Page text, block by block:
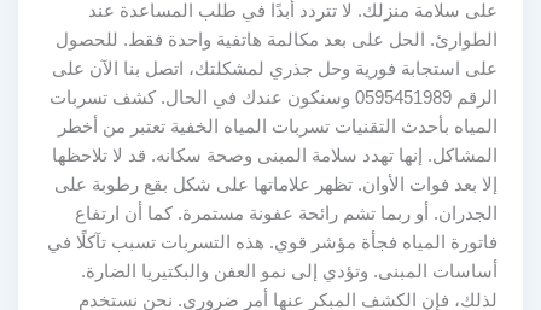
على سلامة منزلك. لا تتردد أبدًا في طلب المساعدة عند
الطوارئ. الحل على بعد مكالمة هاتفية واحدة فقط. للحصول
على استجابة فورية وحل جذري لمشكلتك، اتصل بنا الآن على
الرقم 0595451989 وسنكون عندك في الحال. كشف تسربات
المياه بأحدث التقنيات تسربات المياه الخفية تعتبر من أخطر
المشاكل. إنها تهدد سلامة المبنى وصحة سكانه. قد لا تلاحظها
إلا بعد فوات الأوان. تظهر علاماتها على شكل بقع رطوبة على
الجدران. أو ربما تشم رائحة عفونة مستمرة. كما أن ارتفاع
فاتورة المياه فجأة مؤشر قوي. هذه التسربات تسبب تآكلًا في
أساسات المبنى. وتؤدي إلى نمو العفن والبكتيريا الضارة.
لذلك، فإن الكشف المبكر عنها أمر ضروري. نحن نستخدم